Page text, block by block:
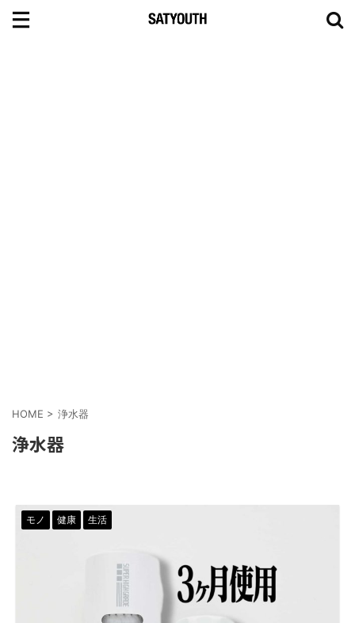
HOME > 浄水器
浄水器
モノ 健康 生活